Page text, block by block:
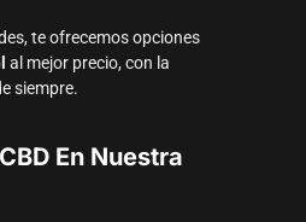
te ofrecemos opciones
al mejor precio, con la
siempre.
En Nuestra